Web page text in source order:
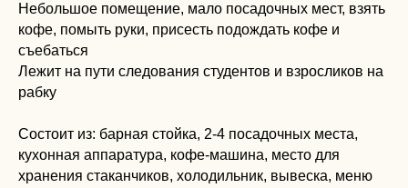
Небольшое помещение, мало посадочных мест, взять
кофе, помыть руки, присесть подождать кофе и
съебаться
Лежит на пути следования студентов и взросликов на
рабку
Состоит из: барная стойка, 2-4 посадочных места,
кухонная аппаратура, кофе-машина, место для
хранения стаканчиков, холодильник, вывеска, меню